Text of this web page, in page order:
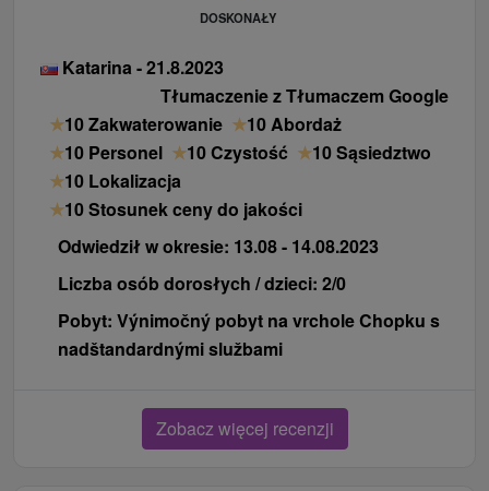
DOSKONAŁY
Katarina - 21.8.2023
Tłumaczenie z Tłumaczem Google
★10 Zakwaterowanie ★10 Abordaż
★10 Personel ★10 Czystość ★10 Sąsiedztwo
★10 Lokalizacja
★10 Stosunek ceny do jakości
Odwiedził w okresie: 13.08 - 14.08.2023
Liczba osób dorosłych / dzieci: 2/0
Pobyt: Výnimočný pobyt na vrchole Chopku s
nadštandardnými službami
Zobacz więcej recenzji